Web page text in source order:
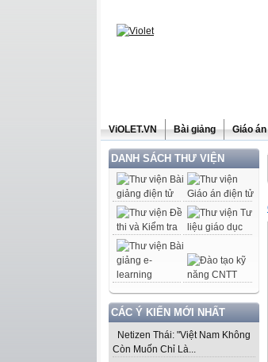
ViOLET.VN Bài giảng Giáo án
DANH SÁCH THƯ VIỆN
CÁC Ý KIẾN MỚI NHẤT
Netizen Thái: "Việt Nam Không
Còn Muốn Chỉ Là...